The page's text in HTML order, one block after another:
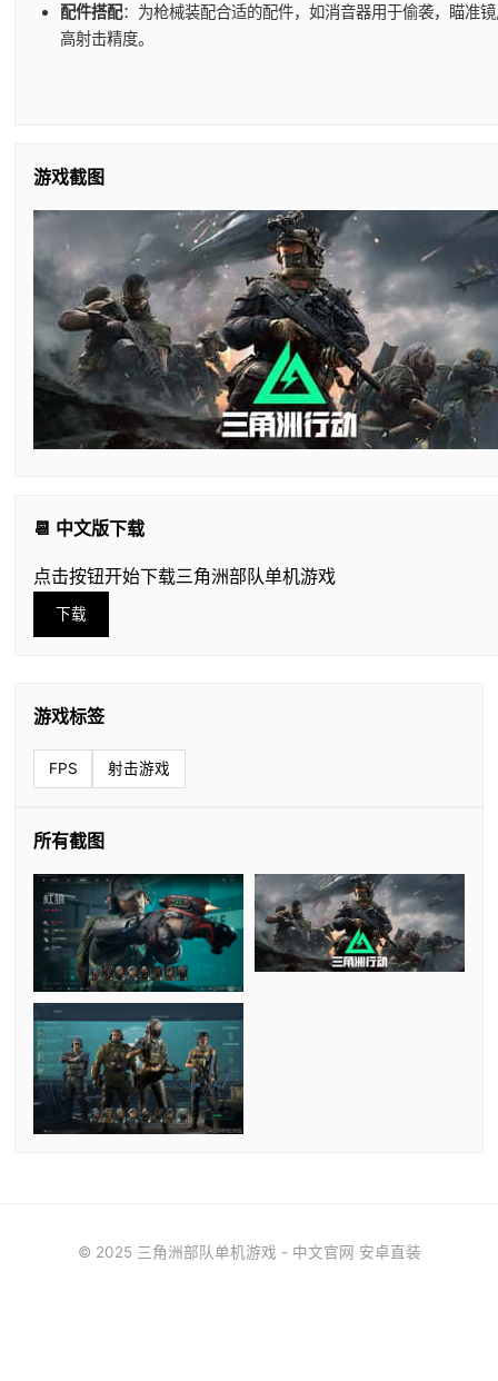
配件搭配：为枪械装配合适的配件，如消音器用于偷袭，瞄准
高射击精度。
游戏截图
📆 中文版下载
点击按钮开始下载三角洲部队单机游戏
下载
游戏标签
FPS 射击游戏
所有截图
© 2025 三角洲部队单机游戏 - 中文官网 安卓直装